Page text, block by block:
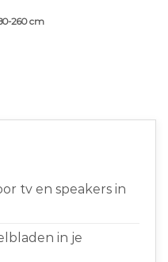
260 cm
tv en speakers in
in je